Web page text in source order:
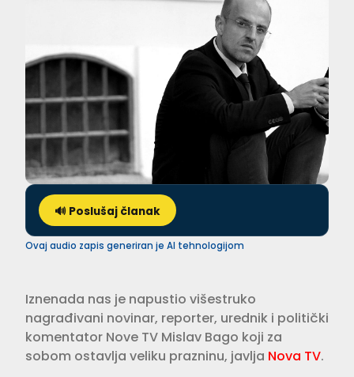
🔊 Poslušaj članak
Ovaj audio zapis generiran je AI tehnologijom
Iznenada nas je napustio višestruko
nagrađivani novinar, reporter, urednik i politički
komentator Nove TV Mislav Bago koji za
sobom ostavlja veliku prazninu, javlja Nova TV.